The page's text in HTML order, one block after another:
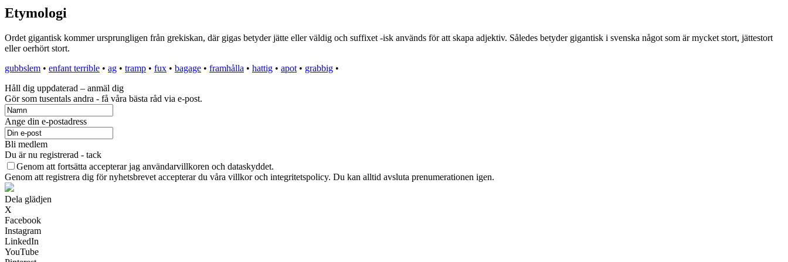
Etymologi
Ordet gigantisk kommer ursprungligen från grekiskan, där gigas betyder jätte eller väldig och suffixet -isk används för att skapa adjektiv. Således betyder gigantisk i svenska något som är mycket stort, jättestort
eller oerhört stort.
gubbslem • enfant terrible • ag • tramp • fux • bagage • framhålla • hattig • apot • grabbig •
Håll dig uppdaterad – anmäl dig
Gör som tusentals andra - få våra bästa råd via e-post.
Ange din e-postadress
Bli medlem
Du är nu registrerad - tack
Genom att fortsätta accepterar jag användarvillkoren och dataskyddet.
Genom att registrera dig för nyhetsbrevet accepterar du våra villkor och integritetspolicy. Du kan alltid avsluta prenumerationen igen.
Dela glädjen
X
Facebook
Instagram
LinkedIn
YouTube